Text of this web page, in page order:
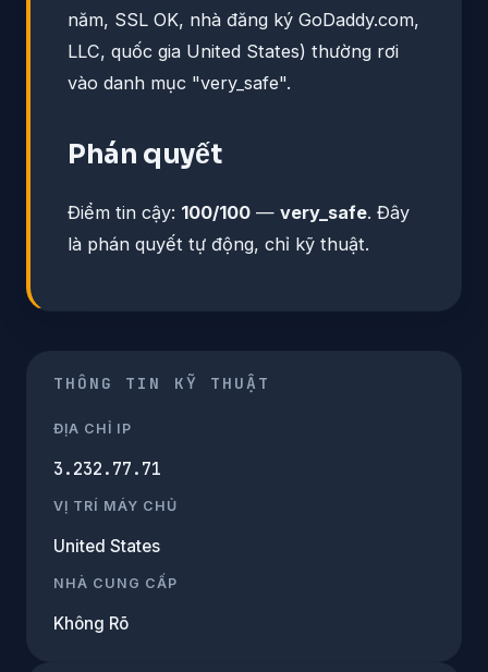
năm, SSL OK, nhà đăng ký GoDaddy.com,
LLC, quốc gia United States) thường rơi
vào danh mục "very_safe".
Phán quyết
Điểm tin cậy: 100/100 — very_safe. Đây
là phán quyết tự động, chỉ kỹ thuật.
THÔNG TIN KỸ THUẬT
ĐỊA CHỈ IP
3.232.77.71
VỊ TRÍ MÁY CHỦ
United States
NHÀ CUNG CẤP
Không Rõ